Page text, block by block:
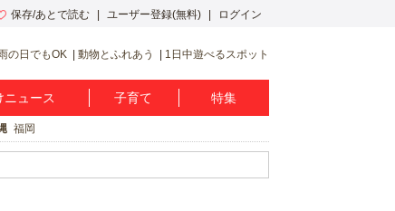
保存/あとで読む ユーザー登録(無料) ログイン
の日でもOK 動物とふれあう 1日中遊べるスポット
ニュース 子育て 特集
福岡